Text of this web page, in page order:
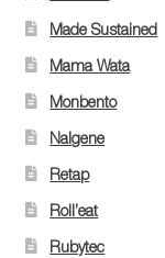
Made Sustained
Mama Wata
Monbento
Nalgene
Retap
Roll’eat
Rubytec